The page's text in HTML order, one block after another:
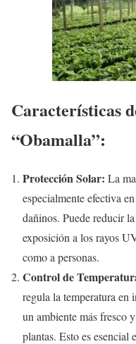
Características
“Obamalla”:
Protección Solar: La
especialmente efectiva
dañinos. Puede reducir
exposición a los rayos
como a personas.
Control de
regula la temperatura en
un ambiente más fresco
plantas. Esto es esencial